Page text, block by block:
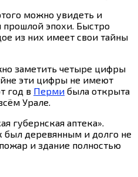
можно увидеть и
прошлой эпохи. Быстро
из них имеет свои тайны
заметить четыре цифры
эти цифры не имеют
год в Перми была открыта
Урале.
губернская аптека».
был деревянным и долго не
и здание полностью